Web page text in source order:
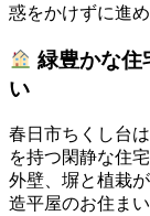
惑をかけずに進
緑豊かな住
い
春日市ちくし台
を持つ閑静な住
外壁、塀と植栽
造平屋のお住ま